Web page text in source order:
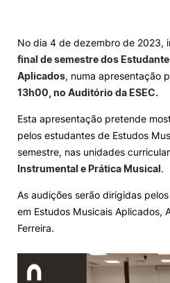
Investigação e Projetos
Alunos
Knowledge Factory
Candidaturas
©2026 Instituto Politécnico de
No dia 4 de dezembro de 2023,
final de semestre dos
Aplicados, numa apresentação
13h00, no Auditório da ESEC.
Esta apresentação pretende
pelos estudantes de Estudos
semestre, nas unidades
Instrumental e Prática Musical.
As audições serão dirigidas
em Estudos Musicais Aplicados,
Ferreira.